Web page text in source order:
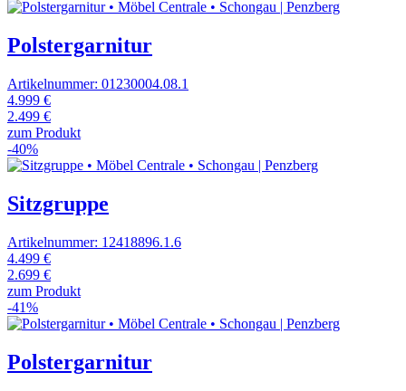
Polstergarnitur
Artikelnummer: 01230004.08.1
4.999 €
2.499 €
zum Produkt
-40%
Sitzgruppe
Artikelnummer: 12418896.1.6
4.499 €
2.699 €
zum Produkt
-41%
Polstergarnitur